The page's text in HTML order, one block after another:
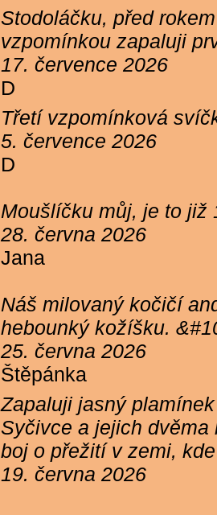
Stodoláčku, před
vzpomínkou zapaluji
17. července 2026
D
Třetí vzpomínková
5. července 2026
D
Moušlíčku můj, je to již
28. června 2026
Jana
Náš milovaný kočičí
hebounký kožíšku.
25. června 2026
Štěpánka
Zapaluji jasný
Syčivce a jejich
boj o přežití v zemi,
19. června 2026